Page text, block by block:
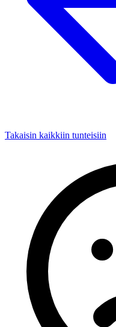
Takaisin kaikkiin tunteisiin